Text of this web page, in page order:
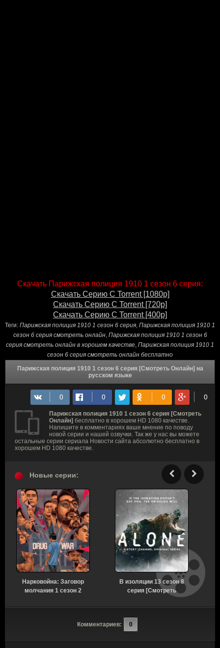
Скачать Парижская полиция 1910 1 сезон 6 серия:
Скачать Серию С Torrent [1080p]
Скачать Серию С Torrent [720p]
Скачать Серию С Torrent [400p]
Теги: Парижская полиция 1910 1 сезон 6 серия, Парижская полиция 1910 1
сезон 6 серия смотреть онлайн, Парижская полиция 1910 1 сезон 6
серия смотреть онлайн в хорошем качестве, Парижская полиция 1910 1
сезон 6 серия смотреть онлайн бесплатно
Парижская полиция 1910 1 сезон 6 серия [Смотреть Онлайн] на
русском языке
Парижская полиция 1910 1 сезон 6 серия [Смотреть
Онлайн] бесплатно в хорошем HD 1080 качестве.
Напишите в комментариях ваше мнение по поводу
новой серии и нашей озвучки. Так же у нас вы можете
остальные серии сериала Новости сайта абсолютно бесплатно в
хорошем HD 1080 качестве.
Новые серии:
Нарковойна: Заговор
молчания 1 сезон 2
Онлайн]
В изоляции 13 сезон 8
серия [Смотреть
Комментариев: 0